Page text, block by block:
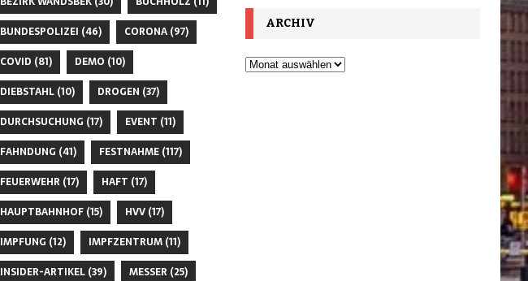
BUNDESPOLIZEI (46) CORONA(97)
COVID (81) DEMO (10)
DIEBSTAHL(10) DROGEN (37)
DURCHSUCHUNG (17) EVENT (11)
FAHNDUNG (41) FESTNAHME(117)
FEUERWEHR (17) HAFT (17)
HAUPTBAHNHOF(15) HVV(17)
IMPFUNG (12) IMPFZENTRUM(11)
INSIDER-ARTIKEL(39) MESSER (25)
ARCHIV